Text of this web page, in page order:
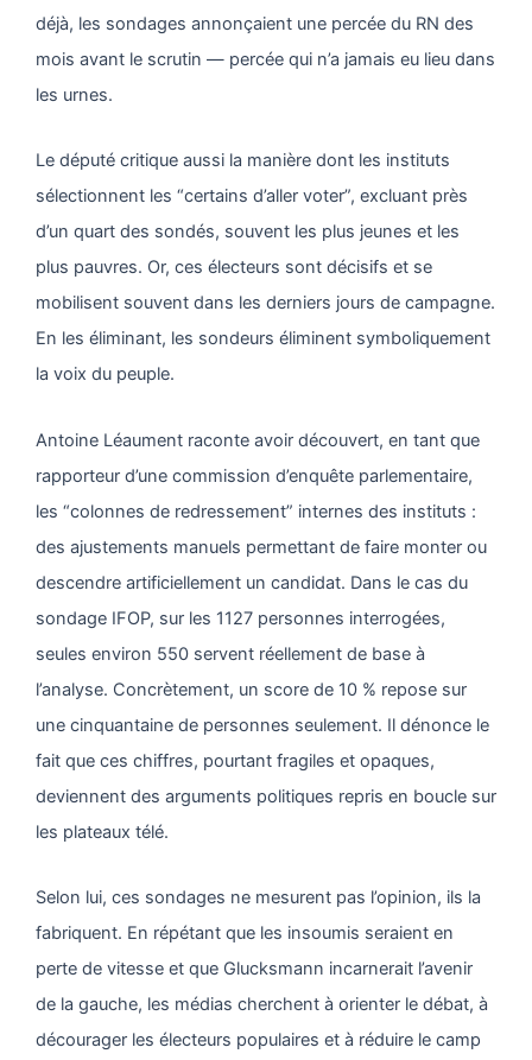
déjà, les sondages annonçaient une percée du RN des
mois avant le scrutin — percée qui n’a jamais eu lieu dans
les urnes.
Le député critique aussi la manière dont les instituts
sélectionnent les “certains d’aller voter”, excluant près
d’un quart des sondés, souvent les plus jeunes et les
plus pauvres. Or, ces électeurs sont décisifs et se
mobilisent souvent dans les derniers jours de campagne.
En les éliminant, les sondeurs éliminent symboliquement
la voix du peuple.
Antoine Léaument raconte avoir découvert, en tant que
rapporteur d’une commission d’enquête parlementaire,
les “colonnes de redressement” internes des instituts :
des ajustements manuels permettant de faire monter ou
descendre artificiellement un candidat. Dans le cas du
sondage IFOP, sur les 1127 personnes interrogées,
seules environ 550 servent réellement de base à
l’analyse. Concrètement, un score de 10 % repose sur
une cinquantaine de personnes seulement. Il dénonce le
fait que ces chiffres, pourtant fragiles et opaques,
deviennent des arguments politiques repris en boucle sur
les plateaux télé.
Selon lui, ces sondages ne mesurent pas l’opinion, ils la
fabriquent. En répétant que les insoumis seraient en
perte de vitesse et que Glucksmann incarnerait l’avenir
de la gauche, les médias cherchent à orienter le débat, à
décourager les électeurs populaires et à réduire le camp